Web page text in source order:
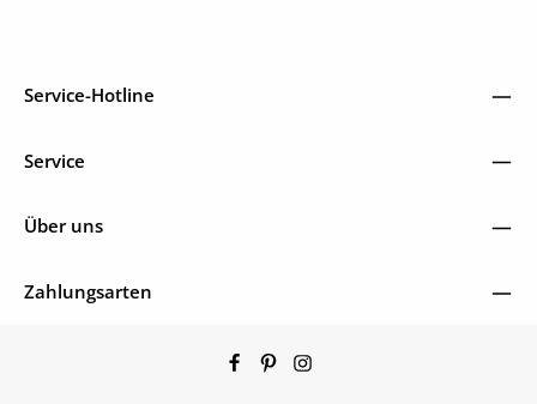
Service-Hotline
Service
Über uns
Zahlungsarten